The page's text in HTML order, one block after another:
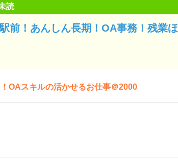
読
前！あんしん長期！OA事務！残業ほ
OAスキルの活かせるお仕事＠2000